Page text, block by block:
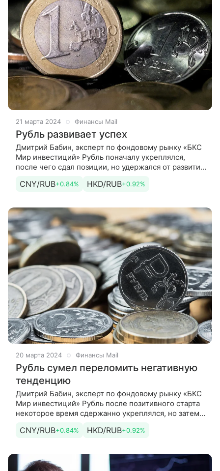
21 марта 2024 Финансы Mail
Рубль развивает успех
Дмитрий Бабин, эксперт по фондовому рынку «БКС
Мир инвестиций» Рубль поначалу укреплялся,
после чего сдал позиции, но удержался от развития
CNY/RUB+0.84% HKD/RUB+0.92%
20 марта 2024 Финансы Mail
Рубль сумел переломить негативную
тенденцию
Дмитрий Бабин, эксперт по фондовому рынку «БКС
Мир инвестиций» Рубль после позитивного старта
некоторое время сдержанно укреплялся, но затем
CNY/RUB+0.84% HKD/RUB+0.92%